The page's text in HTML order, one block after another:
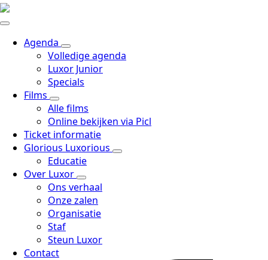
Agenda
Volledige agenda
Luxor Junior
Specials
Films
Alle films
Online bekijken via Picl
Ticket informatie
Glorious Luxorious
Educatie
Over Luxor
Ons verhaal
Onze zalen
Organisatie
Staf
Steun Luxor
Contact